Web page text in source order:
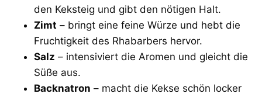
den Keksteig und gibt den nötigen Halt.
Zimt – bringt eine feine Würze und hebt die
Fruchtigkeit des Rhabarbers hervor.
Salz – intensiviert die Aromen und gleicht die
Süße aus.
Backnatron – macht die Kekse schön locker